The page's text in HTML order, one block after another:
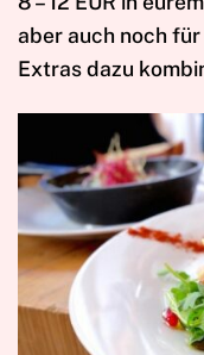
aber auch noch für
Extras dazu